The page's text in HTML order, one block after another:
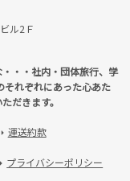
ル2Ｆ
・・社内・団体旅行、学
それぞれにあった心あた
だきます。
arrow_right 運送約款
arrow_right プライバシーポリシー